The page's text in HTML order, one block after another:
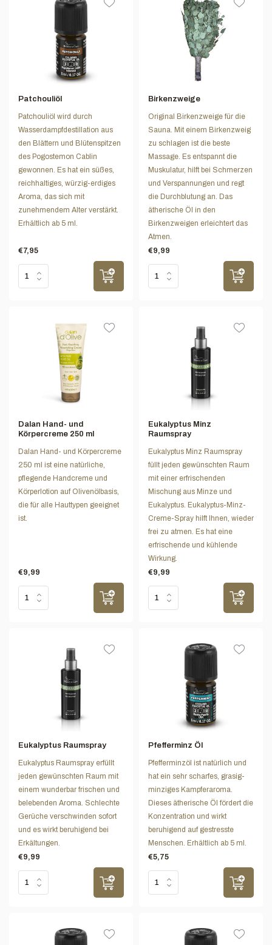
Patchouliöl
Patchouliöl wird durch
Wasserdampfdestillation aus
den Blättern und Blütenspitzen
des Pogostemon Cablin
gewonnen. Es hat ein süßes,
reichhaltiges, würzig-erdiges
Aroma, das sich mit
zunehmendem Alter verstärkt.
Erhältlich ab 5 ml.
€7,95
Birkenzweige
Original Birkenzweige für die
Sauna. Mit einem Birkenzweig
zu schlagen ist die beste
Massage. Es entspannt die
Muskulatur, hilft bei Schmerzen
und Verspannungen und regt
die Durchblutung an. Das
ätherische Öl in den
Birkenzweigen erleichtert das
Atmen.
€9,99
Dalan Hand- und
Körpercreme 250 ml
Dalan Hand- und Körpercreme
250 ml ist eine natürliche,
pflegende Handcreme und
Körperlotion auf Olivenölbasis,
die für alle Hauttypen geeignet
ist.
€9,99
Eukalyptus Minz
Raumspray
Eukalyptus Minz Raumspray
füllt jeden gewünschten Raum
mit einer erfrischenden
Mischung aus Minze und
Eukalyptus. Eukalyptus-Minz-
Creme-Spray hilft Ihnen, wieder
frei zu atmen. Es hat eine
erfrischende und kühlende
Wirkung.
€9,99
Eukalyptus Raumspray
Eukalyptus Raumspray erfüllt
jeden gewünschten Raum mit
einem wunderbar frischen und
belebenden Aroma. Schlechte
Gerüche verschwinden sofort
und es wirkt beruhigend bei
Erkältungen.
€9,99
Pfefferminz Öl
Pfefferminzöl ist natürlich und
hat ein sehr scharfes, grasig-
minziges Kampferaroma.
Dieses ätherische Öl fördert die
Konzentration und wirkt
beruhigend auf gestresste
Menschen. Erhältlich ab 5 ml.
€5,75